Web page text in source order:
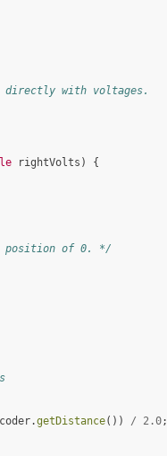
with voltages.
rightVolts )
{
position of 0. */
.getDistance()) / 2.0;